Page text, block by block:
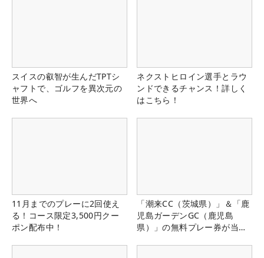
スイスの叡智が生んだTPTシ
ャフトで、ゴルフを異次元の
世界へ
ネクストヒロイン選手とラウ
ンドできるチャンス！詳しく
はこちら！
11月までのプレーに2回使え
る！コース限定3,500円クー
ポン配布中！
「潮来CC（茨城県）」＆「鹿
児島ガーデンGC（鹿児島
県）」の無料プレー券が当た